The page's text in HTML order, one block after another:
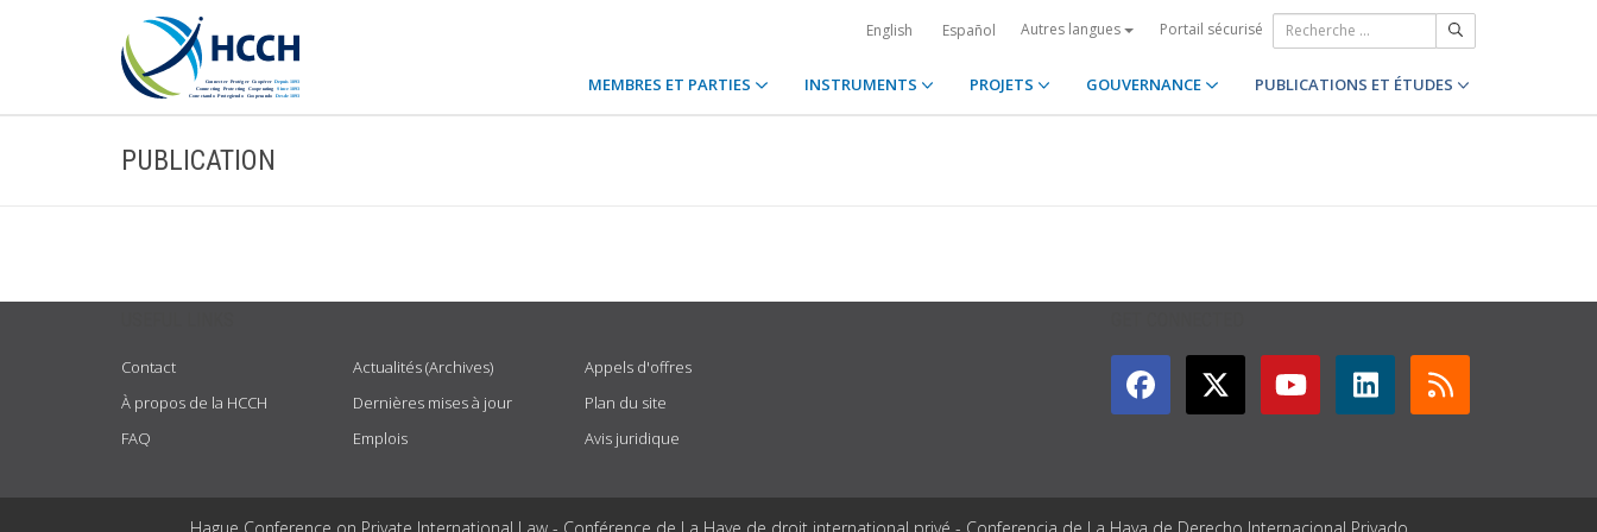
English Español Autres langues Portail sécurisé
MEMBRES ET PARTIES INSTRUMENTS PROJETS GOUVERNANCE PUBLICATIONS ET ÉTUDES
PUBLICATION
Contact
À propos de la HCCH
FAQ
Actualités (Archives)
Dernières mises à jour
Emplois
Appels d'offres
Plan du site
Avis juridique